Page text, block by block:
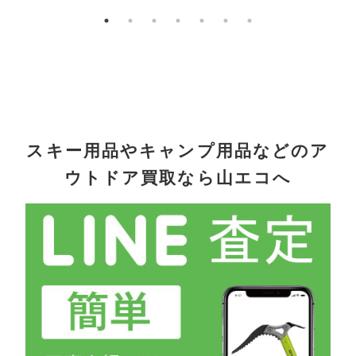
スキー用品やキャンプ用品などのア
ウトドア買取なら山エコへ